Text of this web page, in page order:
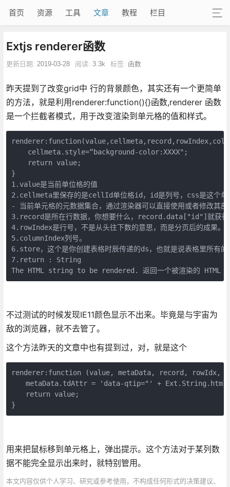
首页 资源 工具 文章 教程 栏目
Extjs renderer函数
更新日期: 2019-03-28 阅读: 3.3k 标签: 函数
昨天提到了改变grid中 行的背景颜色，其实还有一个更简单
的方法，就是利用renderer:function(){}函数,renderer 函数
是一个拦截者模式，用于改变渲染到单元格的值和样式。
    cellmeta.style=“background-color:XXXX";
    return value;
}
1.value是当前单位格的值
2.cellmeta里保存的是cellId单位格id，id是列号，css是这个单
- 当前单元格的元数据集合，通过渲染器可以直接使用或者修改
3.record是所在行数据，你想要什么，record.data["id"]就获得
4.rowIndex是行号，不是从头往下数的意思，而是分页后的成果。
5.columnIndex列号。
6.store，这个是你创建表格时辰传递的ds，也就是说表格里所有的
7.return : String
The HTML string to be rendered. 返回一个被渲染的 HTML
不过测试的时候发现IE11颜色显示不出来。毕竟是与宇宙为
敌的浏览器，就不去管了。
这个方法昨天的文章中也有提到过，对，就是这个
renderer:function (value, metaData, record, rowIdx,
metaData.tdAttr = 'data-qtip="' +
return value;
}
用来把鼠标移到单元格上，弹出提示。这个方法对于某列数
据不能完全显示出来时，就特别管用。
本文内容仅供个人学习、研究或参考使用，不构成任何形式的决策建议、